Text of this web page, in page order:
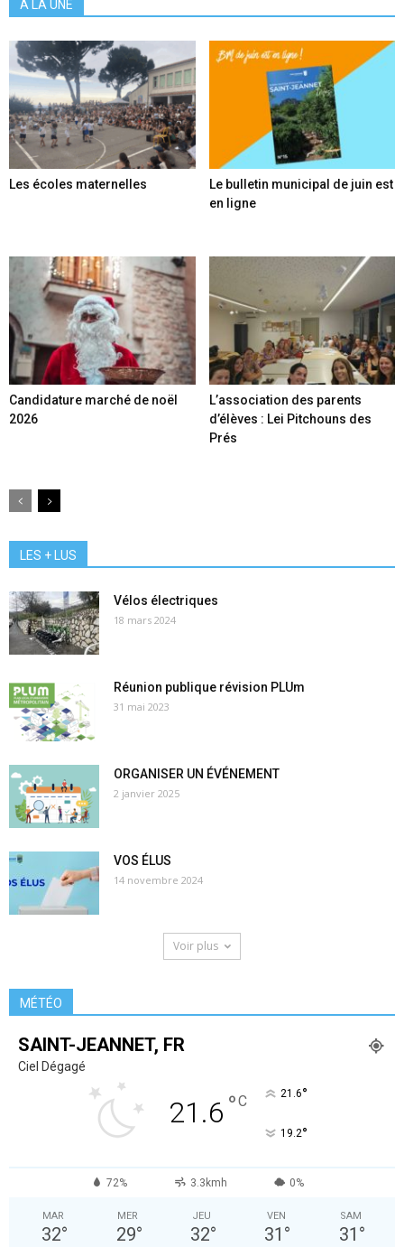
A LA UNE
Les écoles maternelles
Le bulletin municipal de juin est
en ligne
Candidature marché de noël
2026
L’association des parents
d’élèves : Lei Pitchouns des
Prés
LES + LUS
Vélos électriques
18 mars 2024
Réunion publique révision PLUm
31 mai 2023
ORGANISER UN ÉVÉNEMENT
2 janvier 2025
VOS ÉLUS
14 novembre 2024
Voir plus
MÉTÉO
SAINT-JEANNET, FR
Ciel Dégagé
21.6 °C 21.6°
19.2°
72% 3.3kmh 0%
MAR
32°
MER
29°
JEU
32°
VEN
31 °
SAM
31 °